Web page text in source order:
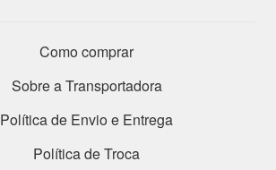
Como comprar
Sobre a Transportadora
Política de Envio e Entrega
Política de Troca